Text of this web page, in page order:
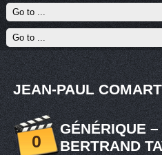
JEAN-PAUL
0
GÉNÉRIQUE
BERTRAND